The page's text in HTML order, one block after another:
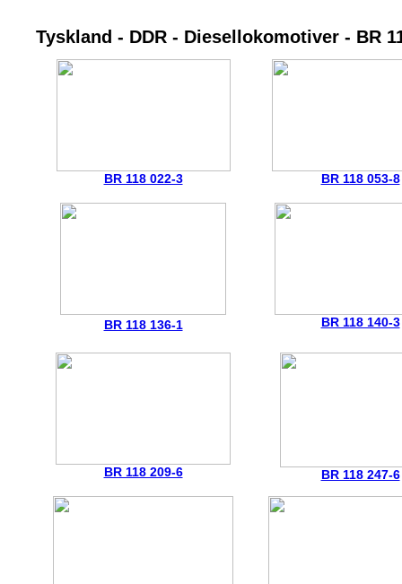
Tyskland - DDR - Diesellokomotiver - BR
BR 118 022-3 BR 118 053-8
BR 118 136-1 BR 118 140-3
BR 118 209-6 BR 118 247-6